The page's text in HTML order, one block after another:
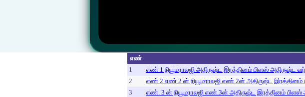
எண்
1
எண் 1 நியூமராலஜி அதிருஷ்ட இரத்தினம் பிளஸ் அதிருஷ்ட
2
எண் 2 எண் 2 ன் நியூமராலஜி எண்.2ன் அதிருஷ்ட இரத்தினம்
3
எண். 3 ன் நியூமராலஜி எண்.3ன் அதிருஷ்ட இரத்தினம் பிளஸ்